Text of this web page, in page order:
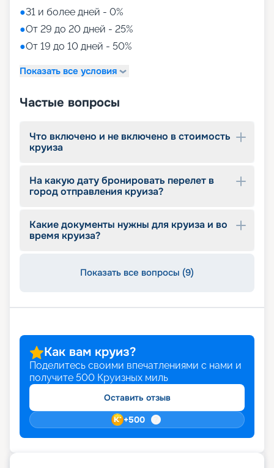
трансформацию, чтобы предложить новые
фильмы, захватывающие игры, модные треки и,
конечно же, новую частную открытую веранду
для незабываемых вечеров.
Путешествуйте с
«Круиз.онлайн»
компании «Круиз.онлайн» и купить
захватывающий круиз на роскошном лайнере в
внимание созданию простого и быстрого
сервиса, который позволит вам оформить бронь
Исследуйте детальные фото, схему и план палуб
лайнера, выбирайте из широкого ассортимента
кают различных классов и резервируйте их
отзывы, смотрите описание, расписание,
характеристики и маршруты. Не упустите
раннего бронирования. Ваш незабываемый
●31 и более дней - 0%
●От 29 до 20 дней - 25%
●От 19 до 10 дней - 50%
Показать все условия
Частые вопросы
Что включено и не включено в стоимость
круиза
На какую дату бронировать перелет в
город отправления круиза?
Какие документы нужны для круиза и во
время круиза?
Показать все вопросы (9)
Как вам круиз?
Поделитесь своими впечатлениями с нами и
получите 500 Круизных миль
Оставить отзыв
+500